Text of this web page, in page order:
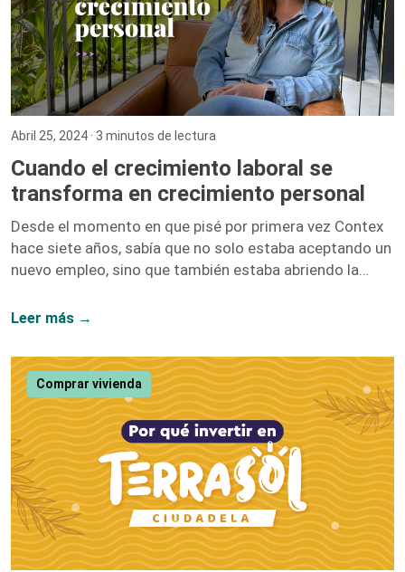
Abril 25, 2024 · 3 minutos de lectura
Cuando el crecimiento laboral se
transforma en crecimiento personal
Desde el momento en que pisé por primera vez Contex
hace siete años, sabía que no solo estaba aceptando un
nuevo empleo, sino que también estaba abriendo la
me equivoqué. Hoy, siete años después, puedo afirmar
van de la mano, y mi paso por esta compañía lo
demuestra. Iniciar como una entusiasta del marketing
digital y ascender hasta convertirme en la Directora […]
Leer más →
Comprar vivienda